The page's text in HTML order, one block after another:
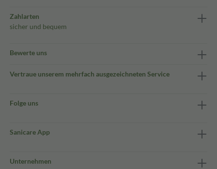
Zahlarten
sicher und bequem
Bewerte uns
Vertraue unserem mehrfach ausgezeichneten Service
Folge uns
Sanicare App
Unternehmen